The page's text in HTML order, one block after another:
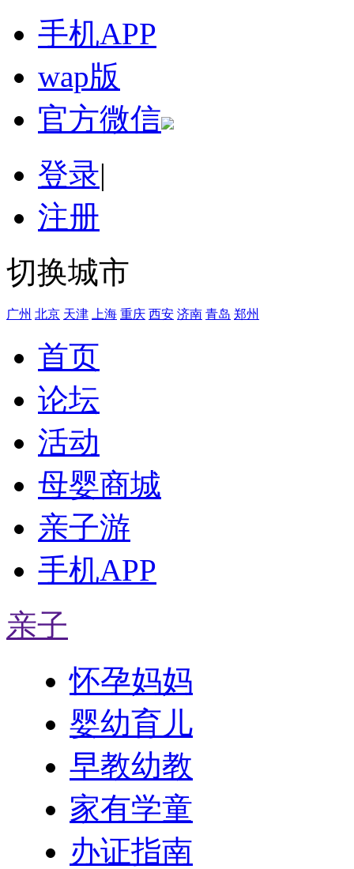
手机APP
wap版
官方微信
登录|
注册
切换城市
广州 北京 天津 上海 重庆 西安 济南 青岛 郑州
首页
论坛
活动
母婴商城
亲子游
手机APP
亲子
怀孕妈妈
婴幼育儿
早教幼教
家有学童
办证指南